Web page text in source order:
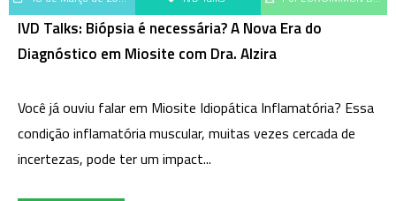
IVD Talks: Biópsia é necessária? A Nova Era do
Diagnóstico em Miosite com Dra. Alzira
Você já ouviu falar em Miosite Idiopática Inflamatória? Essa
condição inflamatória muscular, muitas vezes cercada de
incertezas, pode ter um impact...